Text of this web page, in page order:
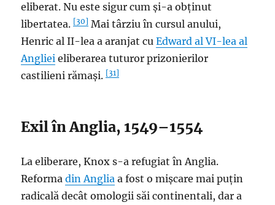
eliberat. Nu este sigur cum și-a obținut
libertatea.[30] Mai târziu în cursul anului,
Henric al II-lea a aranjat cuEdward al VI-lea al
Angliei eliberarea tuturor prizonierilor
castilieni rămași.[31]
Exil în Anglia, 1549–1554
La eliberare, Knox s-a refugiat în Anglia.
Reformadin Anglia a fost o mișcare mai puțin
radicală decât omologii săi continentali, dar a